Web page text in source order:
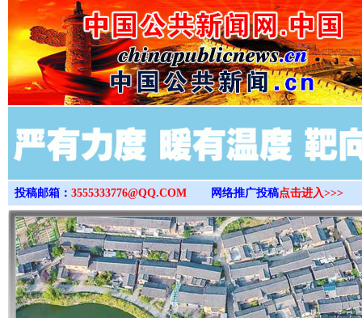
>
投稿邮箱： 3555333776@QQ.COM 网络推广投稿点击进入>>>